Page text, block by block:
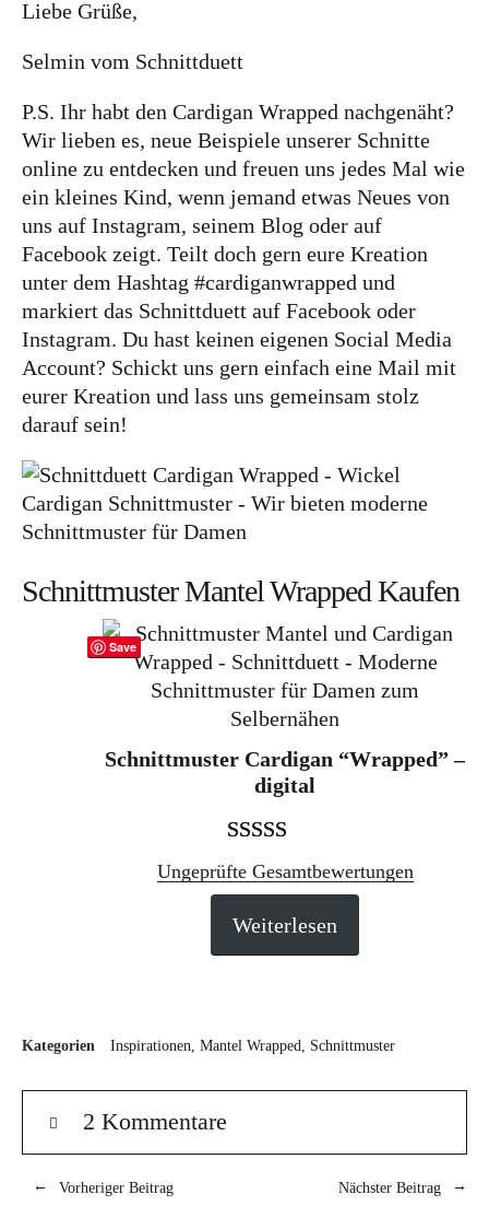
Liebe Grüße,
Selmin vom Schnittduett
P.S. Ihr habt den Cardigan Wrapped nachgenäht?
Wir lieben es, neue Beispiele unserer Schnitte
online zu entdecken und freuen uns jedes Mal wie
ein kleines Kind, wenn jemand etwas Neues von
uns auf Instagram, seinem Blog oder auf
Facebook zeigt. Teilt doch gern eure Kreation
unter dem Hashtag #cardiganwrapped und
markiert das Schnittduett auf Facebook oder
Instagram. Du hast keinen eigenen Social Media
Account? Schickt uns gern einfach eine Mail mit
eurer Kreation und lass uns gemeinsam stolz
darauf sein!
Schnittmuster Mantel Wrapped Kaufen
Schnittmuster Cardigan “Wrapped” –
digital
Bewertet mit
5.00von 5,
basierend
1
Ungeprüfte Gesamtbewertungen
Weiterlesen
Save
Kategorien Inspirationen Mantel Wrapped Schnittmuster
2 Kommentare
Vorheriger Beitrag
Nächster Beitrag